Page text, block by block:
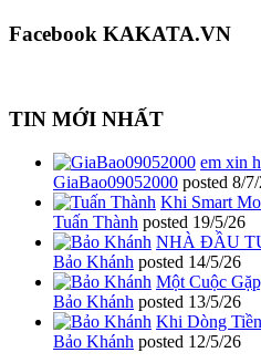
Facebook KAKATA.VN
TIN MỚI NHẤT
em xin
GiaBao09052000 posted 8/
Khi Smart
Tuấn Thành posted 19/5/26
NHÀ ĐẦU
Bảo Khánh posted 14/5/26
Một Cuộc
Bảo Khánh posted 13/5/26
Khi Dòng
Bảo Khánh posted 12/5/26